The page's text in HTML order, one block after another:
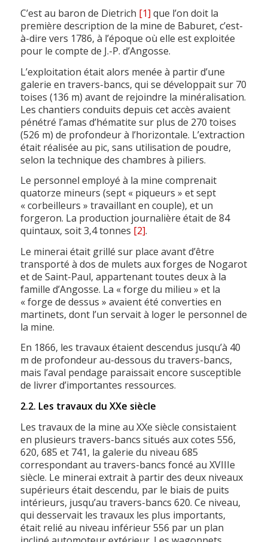
C’est au baron de Dietrich [1] que l’on doit la
première description de la mine de Baburet, c’est-
à-dire vers 1786, à l’époque où elle est exploitée
pour le compte de J.-P. d’Angosse.
L’exploitation était alors menée à partir d’une
galerie en travers-bancs, qui se développait sur 70
toises (136 m) avant de rejoindre la minéralisation.
Les chantiers conduits depuis cet accès avaient
pénétré l’amas d’hématite sur plus de 270 toises
(526 m) de profondeur à l’horizontale. L’extraction
était réalisée au pic, sans utilisation de poudre,
selon la technique des chambres à piliers.
Le personnel employé à la mine comprenait
quatorze mineurs (sept « piqueurs » et sept
« corbeilleurs » travaillant en couple), et un
forgeron. La production journalière était de 84
quintaux, soit 3,4 tonnes [2].
Le minerai était grillé sur place avant d’être
transporté à dos de mulets aux forges de Nogarot
et de Saint-Paul, appartenant toutes deux à la
famille d’Angosse. La « forge du milieu » et la
« forge de dessus » avaient été converties en
martinets, dont l’un servait à loger le personnel de
la mine.
En 1866, les travaux étaient descendus jusqu’à 40
m de profondeur au-dessous du travers-bancs,
mais l’aval pendage paraissait encore susceptible
de livrer d’importantes ressources.
2.2. Les travaux du XXe siècle
Les travaux de la mine au XXe siècle consistaient
en plusieurs travers-bancs situés aux cotes 556,
620, 685 et 741, la galerie du niveau 685
correspondant au travers-bancs foncé au XVIIIe
siècle. Le minerai extrait à partir des deux niveaux
supérieurs était descendu, par le biais de puits
intérieurs, jusqu’au travers-bancs 620. Ce niveau,
qui desservait les travaux les plus importants,
était relié au niveau inférieur 556 par un plan